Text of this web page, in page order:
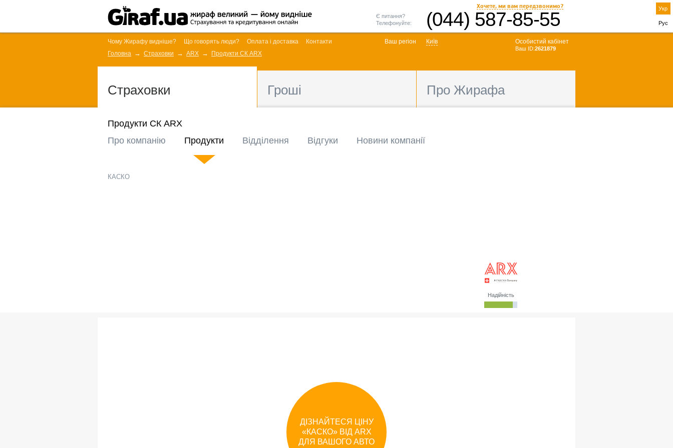
Хочете, ми вам передзвонимо?
(044) 587-85-55
Є питання?
Телефонуйте:
Чому Жирафу видніше? Що говорять люди? Оплата і доставка
Контакти
Головна
Страховки ARX Продукти СК ARX
Особистий кабінет
Ваш ID:2621879
Ваш регіон Київ
Укр
Рус
Страховки Гроші Про Жирафа
Продукти СК ARX
Про компанію
Продукти Відділення Відгуки Новини компанії
КАСКО
Надійність
ДІЗНАЙТЕСЯ ЦІНУ
«КАСКО» ВІД ARX
ДЛЯ ВАШОГО АВТО